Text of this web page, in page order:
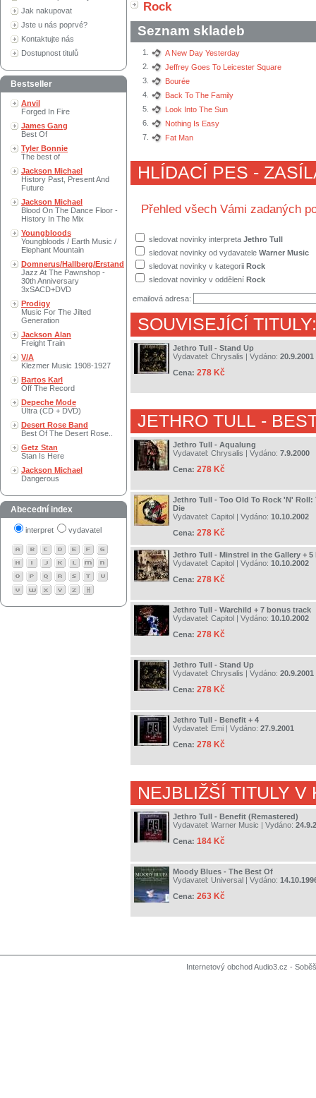
Jak nakupovat
Jste u nás poprvé?
Kontaktujte nás
Dostupnost titulů
Bestseller
Anvil
Forged In Fire
James Gang
Best Of
Tyler Bonnie
The best of
Jackson Michael
History Past, Present And
Future
Jackson Michael
Blood On The Dance Floor -
History In The Mix
Youngbloods
Youngbloods / Earth Music /
Elephant Mountain
Domnerus/Hallberg/Erstand
Jazz At The Pawnshop -
30th Anniversary
3xSACD+DVD
Prodigy
Music For The Jilted
Generation
Jackson Alan
Freight Train
V/A
Klezmer Music 1908-1927
Bartos Karl
Off The Record
Depeche Mode
Ultra (CD + DVD)
Desert Rose Band
Best Of The Desert Rose..
Getz Stan
Stan Is Here
Jackson Michael
Dangerous
Abecední index
interpret vydavatel
Rock
Seznam skladeb
1.
A New Day Yesterday
2.
Jeffrey Goes To Leicester Square
3.
Bourée
4.
Back To The Family
5.
Look Into The Sun
6.
Nothing Is Easy
7.
Fat Man
HLÍDACÍ PES -
Přehled všech Vámi zadaných
sledovat novinky interpreta Jethro Tull
sledovat novinky od vydavatele Warner Music
sledovat novinky v kategorii Rock
sledovat novinky v oddělení Rock
emailová adresa:
SOUVISEJÍCÍ TITULY:
Jethro Tull - Stand Up
Vydavatel: Chrysalis | Vydáno: 20.9.2001
Cena: 278 Kč
JETHRO TULL -
Jethro Tull - Aqualung
Vydavatel: Chrysalis | Vydáno: 7.9.2000
Cena: 278 Kč
Jethro Tull - Too Old To Rock 'N' Roll:
Die
Vydavatel: Capitol | Vydáno: 10.10.2002
Cena: 278 Kč
Jethro Tull - Minstrel in the Gallery +
Vydavatel: Capitol | Vydáno: 10.10.2002
Cena: 278 Kč
Jethro Tull - Warchild + 7 bonus track
Vydavatel: Capitol | Vydáno: 10.10.2002
Cena: 278 Kč
Jethro Tull - Stand Up
Vydavatel: Chrysalis | Vydáno: 20.9.2001
Cena: 278 Kč
Jethro Tull - Benefit + 4
Vydavatel: Emi | Vydáno: 27.9.2001
Cena: 278 Kč
NEJBLIŽŠÍ TITULY V
Jethro Tull - Benefit (Remastered)
Vydavatel: Warner Music | Vydáno:
Cena: 184 Kč
Moody Blues - The Best Of
Vydavatel: Universal | Vydáno:
Cena: 263 Kč
Internetový obchod Audio3.cz -